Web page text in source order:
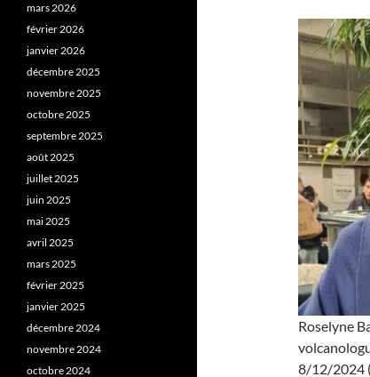
Roselyne
8/12/2024
mars 2026
février 2026
janvier 2026
décembre 2025
novembre 2025
octobre 2025
septembre 2025
août 2025
juillet 2025
juin 2025
mai 2025
avril 2025
mars 2025
février 2025
janvier 2025
décembre 2024
novembre 2024
octobre 2024